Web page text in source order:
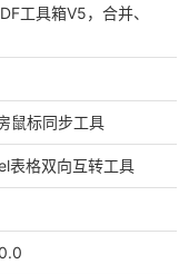
工具箱V5，合并、
鼠标同步工具
表格双向互转工具